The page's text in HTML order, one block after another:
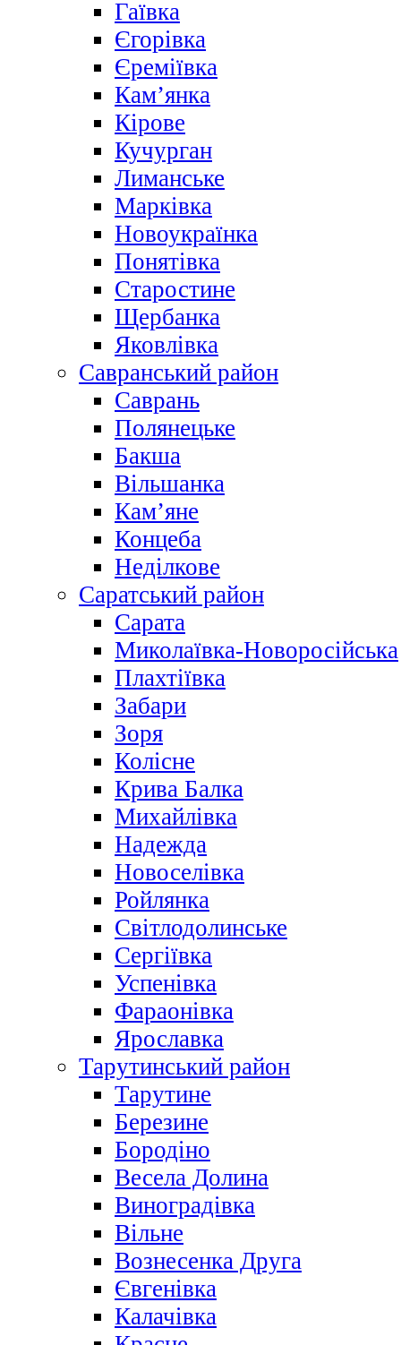
Гаївка
Єгорівка
Єреміївка
Кам’янка
Кірове
Кучурган
Лиманське
Марківка
Новоукраїнка
Понятівка
Старостине
Щербанка
Яковлівка
Савранський район
Саврань
Полянецьке
Бакша
Вільшанка
Кам’яне
Концеба
Неділкове
Саратський район
Сарата
Миколаївка-Новоросійська
Плахтіївка
Забари
Зоря
Колісне
Крива Балка
Михайлівка
Надежда
Новоселівка
Ройлянка
Світлодолинське
Сергіївка
Успенівка
Фараонівка
Ярославка
Тарутинський район
Тарутине
Березине
Бородіно
Весела Долина
Виноградівка
Вільне
Вознесенка Друга
Євгенівка
Калачівка